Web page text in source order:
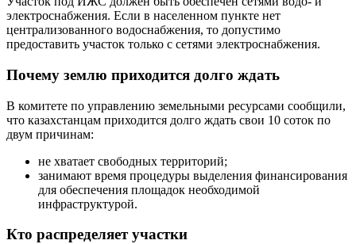
электроснабжения. Если в населенном пункте нет
централизованного водоснабжения, то допустимо
предоставить участок только с сетями электроснабжения.
Почему землю приходится долго ждать
В комитете по управлению земельными ресурсами сообщили,
что казахстанцам приходится долго ждать свои 10 соток по
двум причинам:
не хватает свободных территорий;
занимают время процедуры выделения финансирования
для обеспечения площадок необходимой
инфраструктурой.
Кто распределяет участки